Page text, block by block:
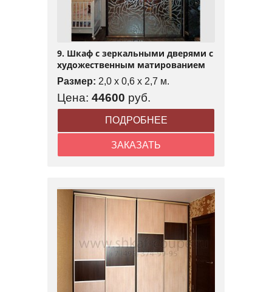
9. Шкаф с зеркальными дверями с
художественным матированием
Размер: 2,0 x 0,6 x 2,7 м.
Цена: 44600 руб.
ПОДРОБНЕЕ
ЗАКАЗАТЬ